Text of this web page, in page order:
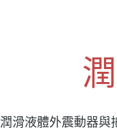
潤滑液體外震動器與